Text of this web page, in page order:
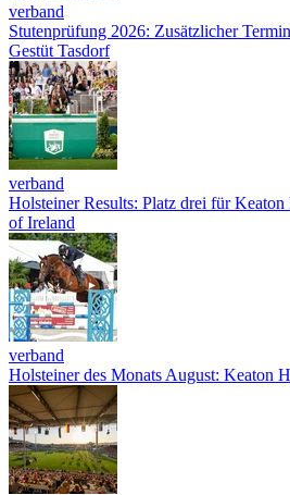
verband
Stutenprüfung 2026: Zusätzlicher
Gestüt Tasdorf
verband
Holsteiner Results: Platz drei für
of Ireland
verband
Holsteiner des Monats August: Keaton